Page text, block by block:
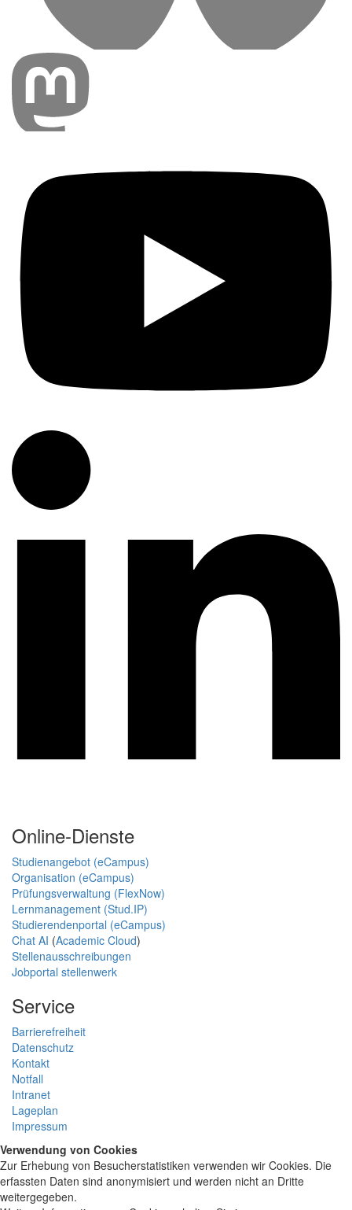
Online-Dienste
Studienangebot (eCampus)
Organisation (eCampus)
Prüfungsverwaltung (FlexNow)
Lernmanagement (Stud.IP)
Studierendenportal (eCampus)
Chat AI (Academic Cloud)
Stellenausschreibungen
Jobportal stellenwerk
Service
Barrierefreiheit
Datenschutz
Kontakt
Notfall
Intranet
Lageplan
Impressum
Verwendung von Cookies
Zur Erhebung von Besucherstatistiken verwenden wir Cookies. Die
erfassten Daten sind anonymisiert und werden nicht an Dritte
weitergegeben.